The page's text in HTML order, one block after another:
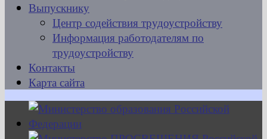
Выпускнику
Центр содействия трудоустройству
Информация работодателям по
трудоустройству
Контакты
Карта сайта